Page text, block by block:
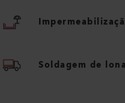
Soldagem de